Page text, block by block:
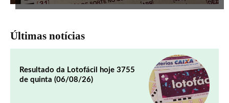
Últimas notícias
Resultado da Lotofácil hoje 3755
de quinta (06/08/26)